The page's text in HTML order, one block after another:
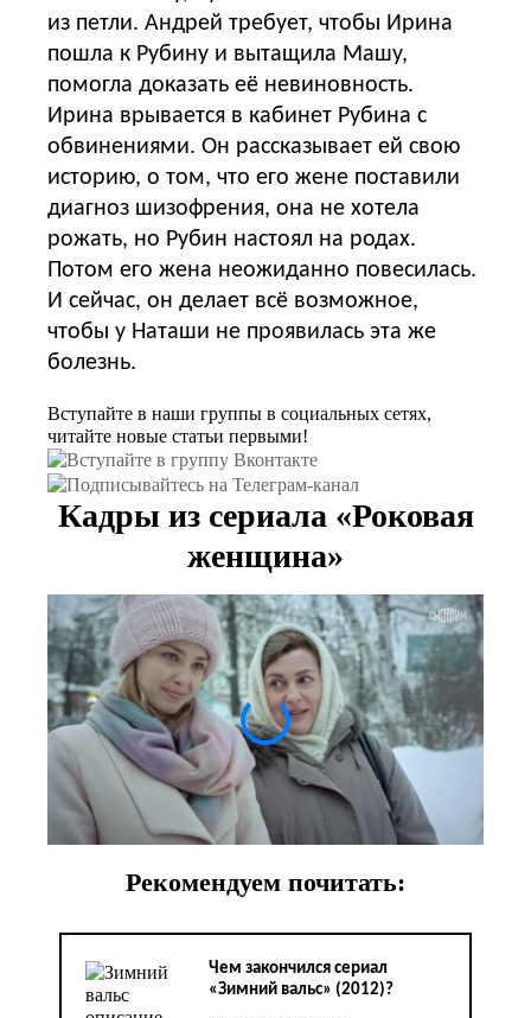
из петли. Андрей требует, чтобы Ирина
пошла к Рубину и вытащила Машу,
помогла доказать её невиновность.
Ирина врывается в кабинет Рубина с
обвинениями. Он рассказывает ей свою
историю, о том, что его жене поставили
диагноз шизофрения, она не хотела
рожать, но Рубин настоял на родах.
Потом его жена неожиданно повесилась.
И сейчас, он делает всё возможное,
чтобы у Наташи не проявилась эта же
болезнь.
Вступайте в наши группы в социальных сетях,
читайте новые статьи первыми!
Кадры из сериала «Роковая
женщина»
Рекомендуем почитать:
Чем закончился сериал
«Зимний вальс» (2012)?